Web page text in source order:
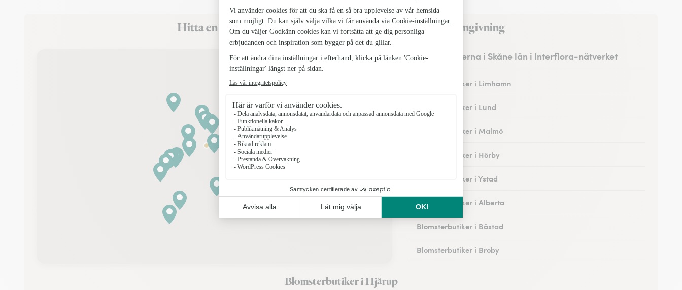
Hitta en Interflora-ansluten blomsterbutik i Hjärup med omgivning
Floristerna i Skåne län i Interflora-nätverket
Blomsterbutiker i Limhamn
Blomsterbutiker i Lund
Blomsterbutiker i Malmö
Blomsterbutiker i Hörby
Blomsterbutiker i Ystad
Blomsterbutiker i Alberta
Blomsterbutiker i Båstad
Blomsterbutiker i Broby
Blomsterbutiker i Hjärup